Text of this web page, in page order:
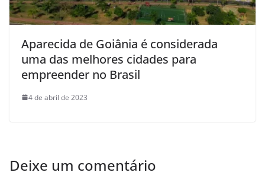
Aparecida de Goiânia é considerada
uma das melhores cidades para
empreender no Brasil
4 de abril de 2023
Deixe um comentário